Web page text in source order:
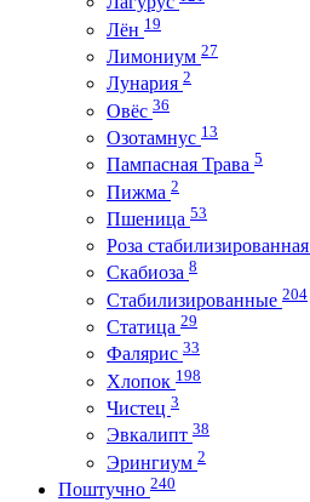
Лён 19
Лимониум 27
Лунария 2
Овёс 36
Озотамнус 13
Пампасная Трава 5
Пижма 2
Пшеница 53
Роза стабилизированная
Скабиоза 8
Стабилизированные 204
Статица 29
Фалярис 33
Хлопок 198
Чистец 3
Эвкалипт 38
Эрингиум 2
Поштучно 240